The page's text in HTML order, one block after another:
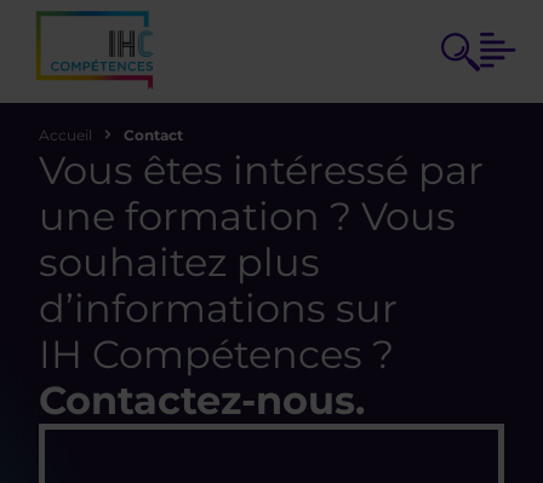
Accueil Contact
Vous êtes intéressé par
une formation ? Vous
souhaitez plus
d’informations sur
IH Compétences ?
Contactez-nous.